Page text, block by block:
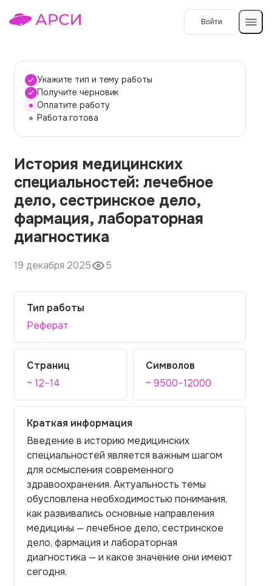
Войти
Темы работ
О сервисе
О компании
Наши гарантии
Порядок оплаты
Вопросы и ответы
Отзывы
Контакты
Укажите тип и тему работы
Получите черновик
Оплатите работу
Работа готова
История медицинских
специальностей: лечебное
дело, сестринское дело,
фармация, лабораторная
диагностика
19 декабря 2025 5
Тип работы
Реферат
Страниц
~ 12–14
Символов
~ 9500–12000
Краткая информация
Введение в историю медицинских
специальностей является важным шагом
для осмысления современного
здравоохранения. Актуальность темы
обусловлена необходимостью понимания,
как развивались основные направления
медицины — лечебное дело, сестринское
дело, фармация и лабораторная
диагностика — и какое значение они имеют
сегодня.